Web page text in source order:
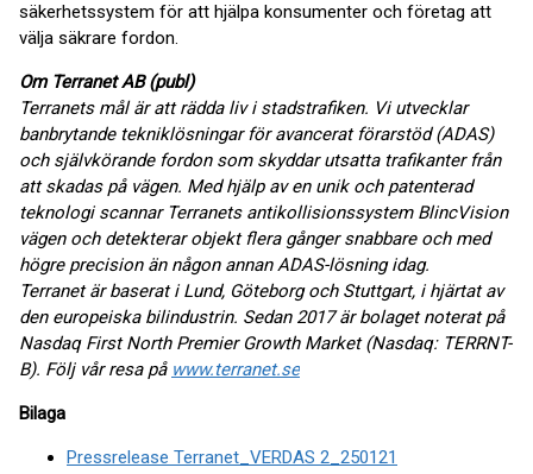
säkerhetssystem för att hjälpa konsumenter och företag att
välja säkrare fordon.
Om Terranet AB (publ)
Terranets mål är att rädda liv i stadstrafiken. Vi utvecklar
banbrytande tekniklösningar för avancerat förarstöd (ADAS)
och självkörande fordon som skyddar utsatta trafikanter från
att skadas på vägen. Med hjälp av en unik och patenterad
teknologi scannar Terranets antikollisionssystem BlincVision
vägen och detekterar objekt flera gånger snabbare och med
högre precision än någon annan ADAS-lösning idag.
Terranet är baserat i Lund, Göteborg och Stuttgart, i hjärtat av
den europeiska bilindustrin. Sedan 2017 är bolaget noterat på
Nasdaq First North Premier Growth Market (Nasdaq: TERRNT-
B). Följ vår resa på www.terranet.se
Bilaga
Pressrelease Terranet_VERDAS 2_250121